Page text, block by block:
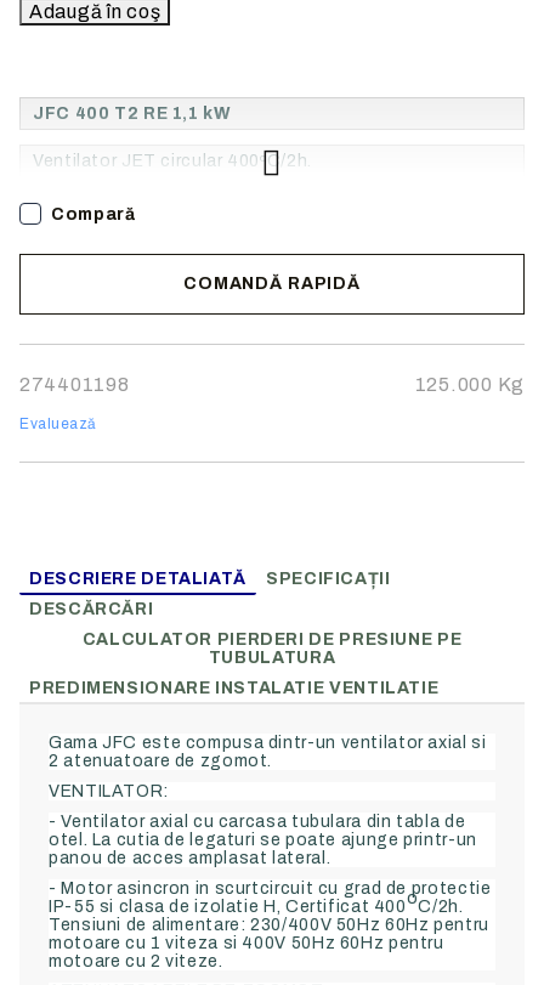
JFC 400 T2 RE 1,1 kW
Ventilator JET circular 400ºC/2h.
COMANDĂ RAPIDĂ
Noi vă vom contacta pentru finalizarea comenzii.
274401198 125.000 Kg
Evaluează
Compară
DESCRIERE DETALIATĂ
SPECIFICAȚII
DESCĂRCĂRI
CALCULATOR PIERDERI DE PRESIUNE PE
TUBULATURA
PREDIMENSIONARE INSTALATIE VENTILATIE
Gama JFC este compusa dintr-un ventilator axial si
2 atenuatoare de zgomot.
VENTILATOR:
- Ventilator axial cu carcasa tubulara din tabla de
otel. La cutia de legaturi se poate ajunge printr-un
panou de acces amplasat lateral.
- Motor asincron in scurtcircuit cu grad de protectie
IP-55 si clasa de izolatie H, Certificat 400oC/2h.
Tensiuni de alimentare: 230/400V 50Hz 60Hz pentru
motoare cu 1 viteza si 400V 50Hz 60Hz pentru
motoare cu 2 viteze.